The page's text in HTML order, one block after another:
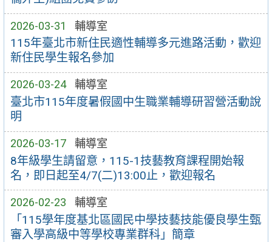
2026-03-31 輔導室
115年臺北市新住民適性輔導多元進路活動，歡迎
新住民學生報名參加
2026-03-24 輔導室
臺北市115年度暑假國中生職業輔導研習營活動說
明
2026-03-17 輔導室
8年級學生請留意，115-1技藝教育課程開始報
名，即日起至4/7(二)13:00止，歡迎報名
2026-02-23 輔導室
「115學年度基北區國民中學技藝技能優良學生甄
審入學高級中等學校專業群科」簡章